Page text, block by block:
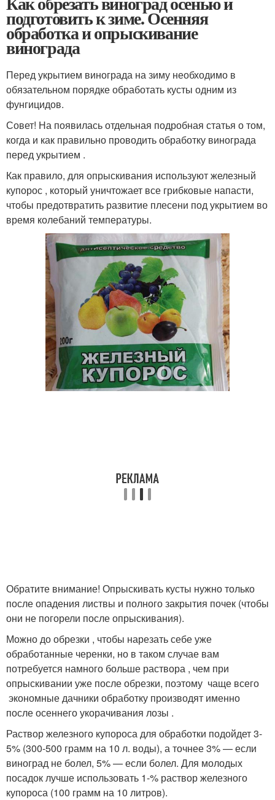
подготовить к зиме. Осенняя
обработка и опрыскивание
винограда
Перед укрытием винограда на зиму необходимо в
обязательном порядке обработать кусты одним из
фунгицидов.
Совет! На появилась отдельная подробная статья о том,
когда и как правильно проводить обработку винограда
перед укрытием .
Как правило, для опрыскивания используют железный
купорос , который уничтожает все грибковые напасти,
чтобы предотвратить развитие плесени под укрытием во
время колебаний температуры.
Обратите внимание! Опрыскивать кусты нужно только
после опадения листвы и полного закрытия почек (чтобы
они не погорели после опрыскивания).
Можно до обрезки , чтобы нарезать себе уже
обработанные черенки, но в таком случае вам
потребуется намного больше раствора , чем при
опрыскивании уже после обрезки, поэтому чаще всего
экономные дачники обработку производят именно
после осеннего укорачивания лозы .
Раствор железного купороса для обработки подойдет 3-
5% (300-500 грамм на 10 л. воды), а точнее 3% — если
виноград не болел, 5% — если болел. Для молодых
посадок лучше использовать 1-% раствор железного
купороса (100 грамм на 10 литров).